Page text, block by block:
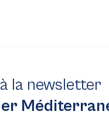
la newsletter